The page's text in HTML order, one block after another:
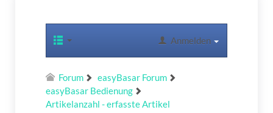
Anmelden
Forum
easyBasar Forum
easyBasar Bedienung
Artikelanzahl - erfasste Artikel